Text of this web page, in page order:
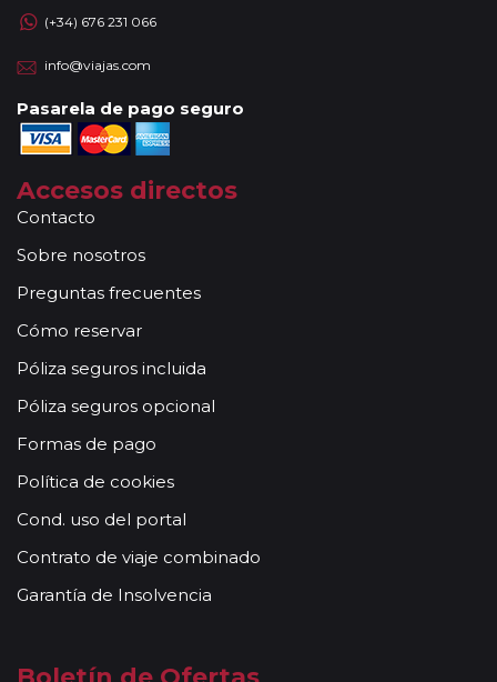
(+34) 676 231 066
info@viajas.com
Pasarela de pago seguro
Accesos directos
Contacto
Sobre nosotros
Preguntas frecuentes
Cómo reservar
Póliza seguros incluida
Póliza seguros opcional
Formas de pago
Política de cookies
Cond. uso del portal
Contrato de viaje combinado
Garantía de Insolvencia